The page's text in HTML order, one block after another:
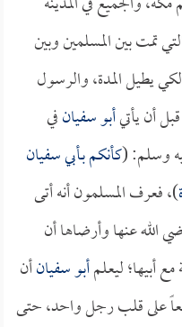
تمت بين المسلمين وبين
لكي يطيل المدة، والرسول
أن يأتيأبو سفيانفي
وسلم: (كأنكم بـأبي سفيان
)، فعرف المسلمون أنه أتى
الله عنها وأرضاها أن
أبيها؛ ليعلمأبو سفيانأن
على قلب رجل واحد، حتى